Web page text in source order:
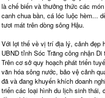
là chế biến và thưởng thức các
canh chua bần, cá lóc luộc hèm...
tươi mát trên dòng sông Hậu.
Với lợi thế về vị trí địa lý, cảnh đẹp
UBND tỉnh Sóc Trăng công nhận
Trên cơ sở quy hoạch phát triển
văn hóa sông nước, bảo vệ cảnh
đã và đang khuyến khích doanh
triển các loại hình du lịch sinh thái,